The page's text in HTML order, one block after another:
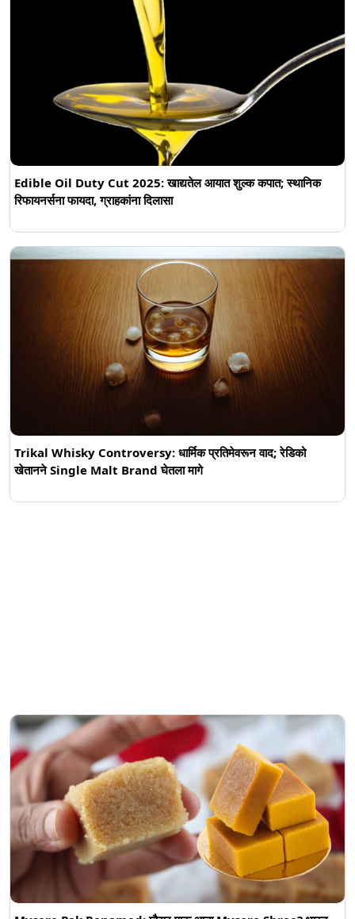
Edible Oil Duty Cut 2025: खाद्यतेल आयात शुल्क कपात; स्थानिक
रिफायनर्सना फायदा, ग्राहकांना दिलासा
Trikal Whisky Controversy: धार्मिक प्रतिमेवरून वाद; रेडिको
खेतानने Single Malt Brand घेतला मागे